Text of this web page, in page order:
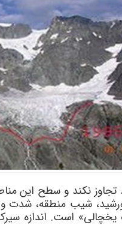
نکند و سطح این
شیب منطقه، شدت
است. اندازه